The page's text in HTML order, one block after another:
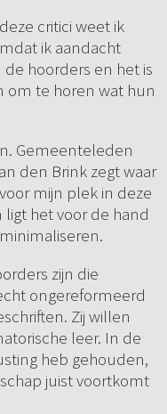
critici weet ik
ik aandacht
hoorders en het is
te horen wat hun
Gemeenteleden
den Brink zegt waar
mijn plek in deze
het voor de hand
zijn die
ongereformeerd
Zij willen
leer. In de
heb gehouden,
juist voortkomt